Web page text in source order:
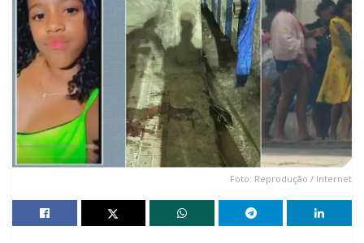
Foto: Reprodução / Internet